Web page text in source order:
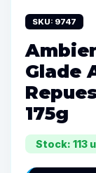
SKU: 9747
Glade
175g
Stock: 113